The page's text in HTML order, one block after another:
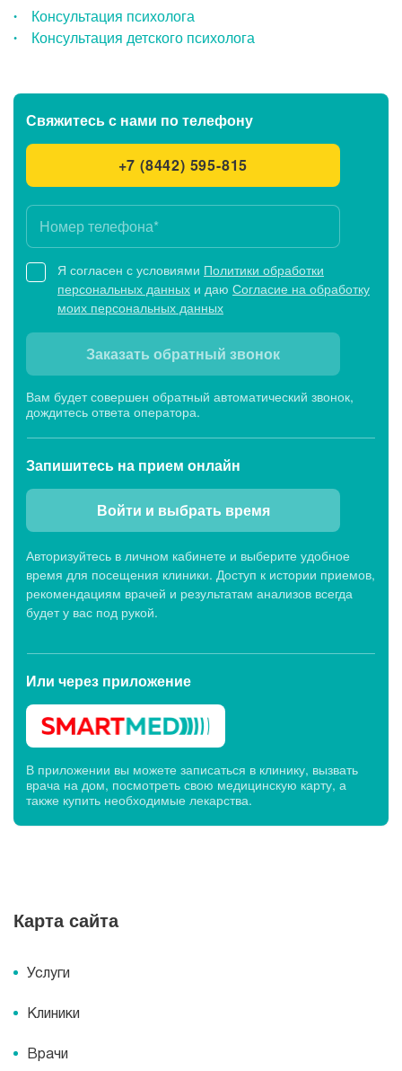
Консультация психолога
Консультация детского психолога
Свяжитесь с нами по телефону
+7 (8442) 595-815
Я согласен с условиями Политики обработки
персональных данных и даю Согласие на обработку
моих персональных данных
Заказать обратный звонок
Вам будет совершен обратный автоматический звонок,
дождитесь ответа оператора.
Запишитесь на прием онлайн
Войти и выбрать время
Авторизуйтесь в личном кабинете и выберите удобное
время для посещения клиники. Доступ к истории приемов,
рекомендациям врачей и результатам анализов всегда
будет у вас под рукой.
Или через приложение
В приложении вы можете записаться в клинику, вызвать
врача на дом, посмотреть свою медицинскую карту, а
также купить необходимые лекарства.
Карта сайта
Услуги
Клиники
Врачи